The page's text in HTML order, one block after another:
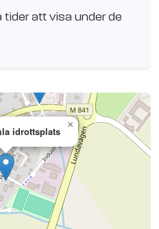
tider att visa under de
idrottsplats
×